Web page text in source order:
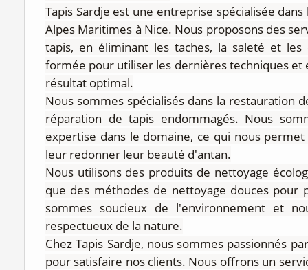
Tapis Sardje est une entreprise spécialisée
Alpes Maritimes à Nice. Nous proposons des
tapis, en éliminant les taches, la saleté et
formée pour utiliser les dernières techniques
résultat optimal.
Nous sommes spécialisés dans la restauration
réparation de tapis endommagés. Nous
expertise dans le domaine, ce qui nous
leur redonner leur beauté d'antan.
Nous utilisons des produits de nettoyage
que des méthodes de nettoyage douces
sommes soucieux de l'environnement et
respectueux de la nature.
Chez Tapis Sardje, nous sommes passionnés
pour satisfaire nos clients. Nous offrons un